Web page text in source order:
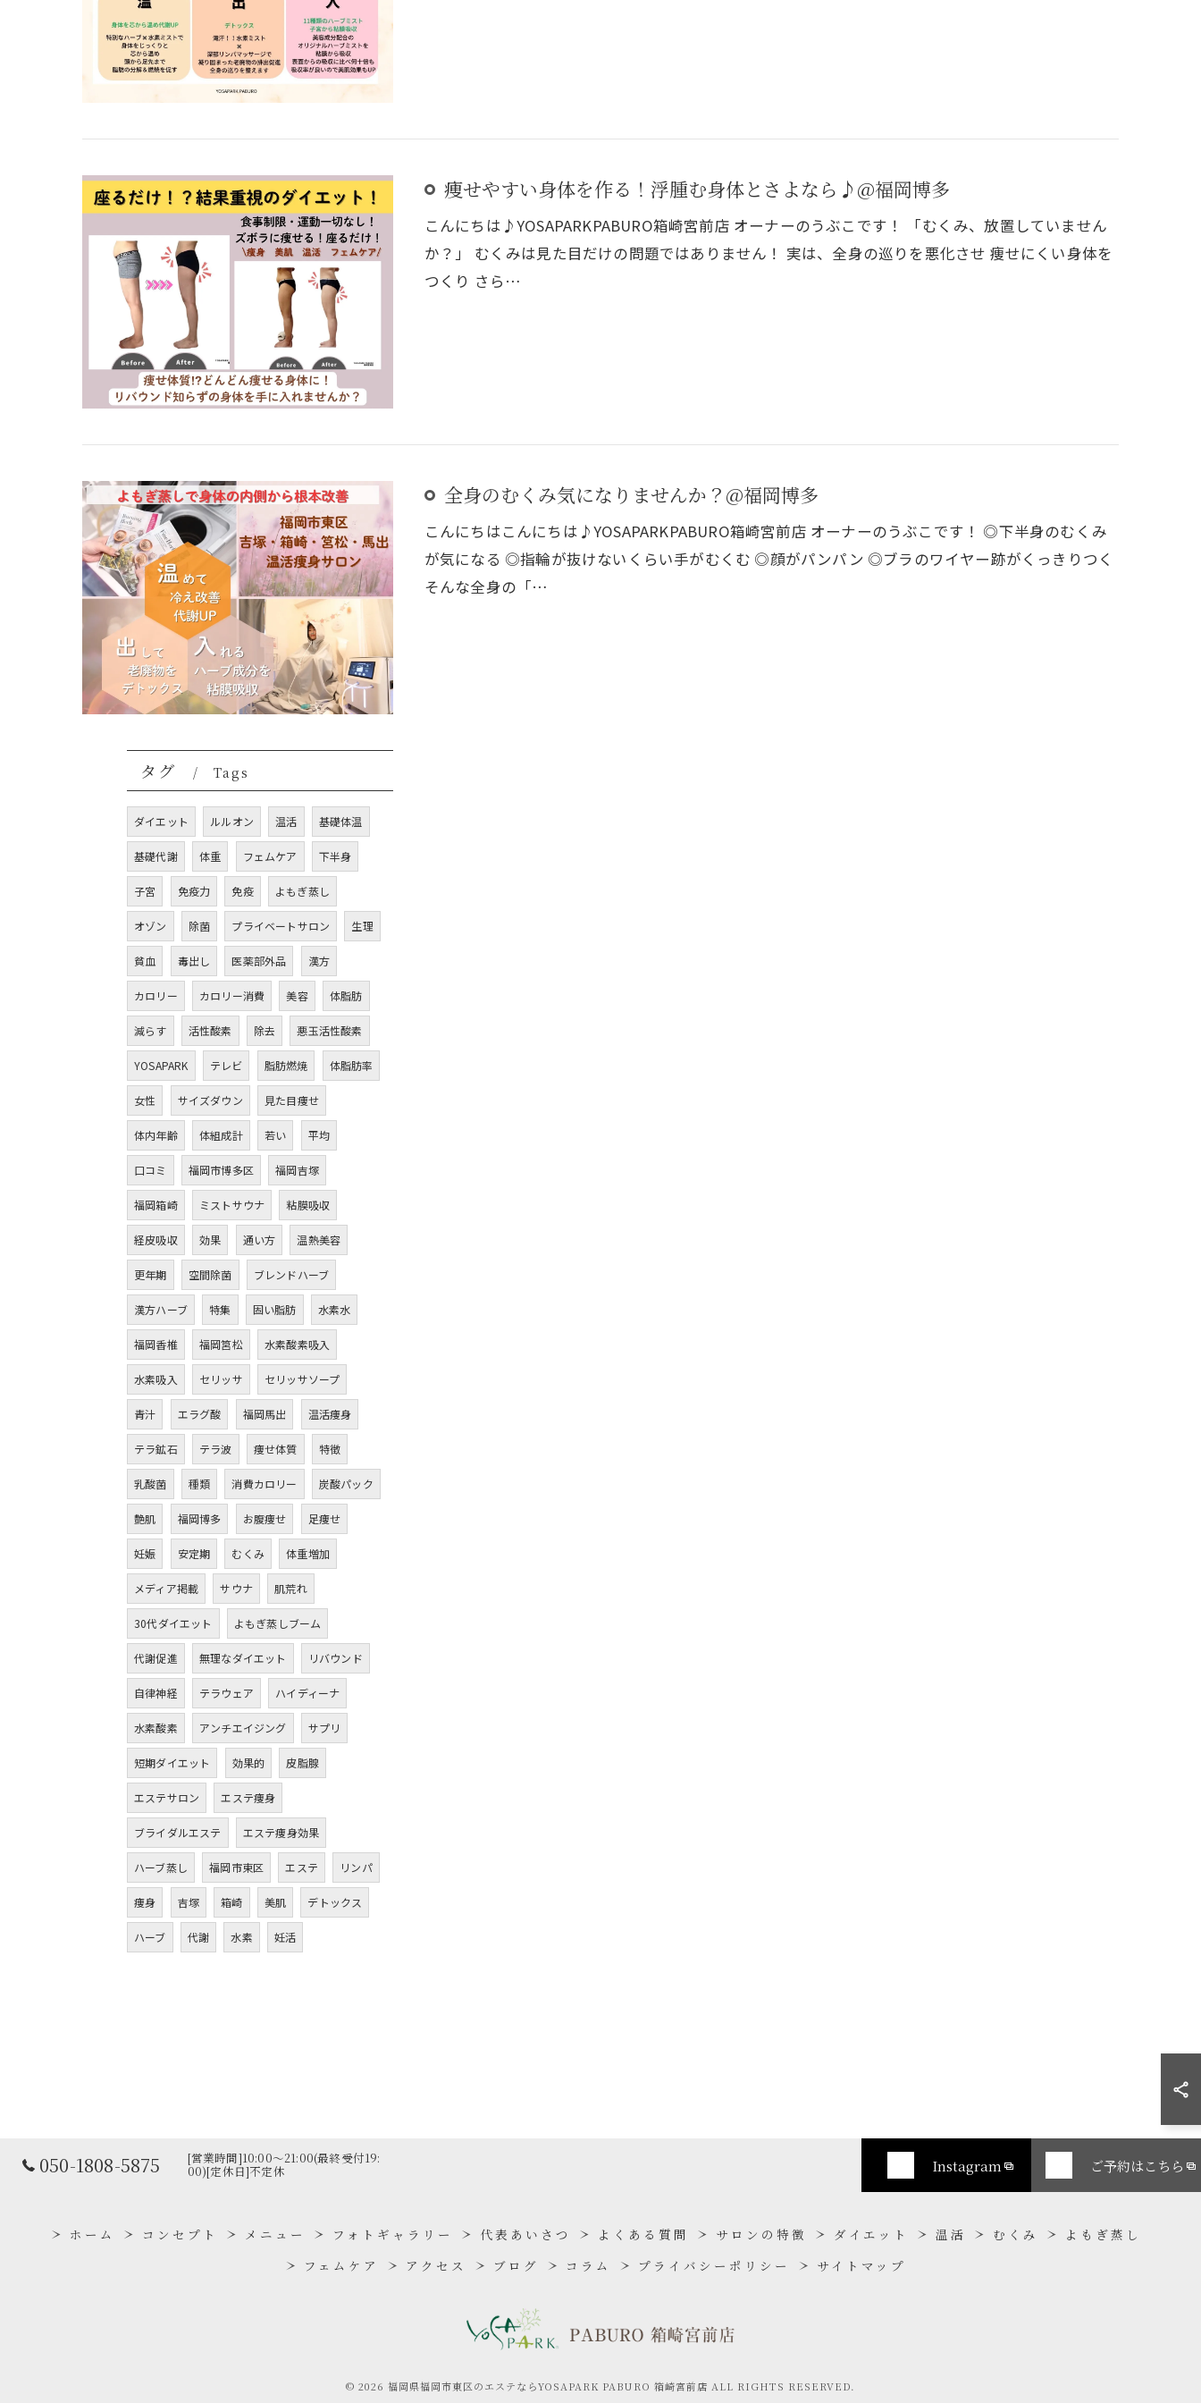
痩せやすい身体を作る！浮腫む身体とさよなら♪@福岡博多
こんにちは♪YOSAPARKPABURO箱崎宮前店 オーナーのうぶこです！ 「むくみ、放置していません
か？」 むくみは見た目だけの問題ではありません！ 実は、全身の巡りを悪化させ 痩せにくい身体を
つくり さら…
全身のむくみ気になりませんか？@福岡博多
こんにちはこんにちは♪YOSAPARKPABURO箱崎宮前店 オーナーのうぶこです！ ◎下半身のむくみ
が気になる ◎指輪が抜けないくらい手がむくむ ◎顔がパンパン ◎ブラのワイヤー跡がくっきりつく
そんな全身の「…
タグ Tags
ダイエット ルルオン 温活 基礎体温
基礎代謝 体重 フェムケア 下半身
子宮 免疫力 免疫 よもぎ蒸し
オゾン 除菌 プライベートサロン 生理
貧血 毒出し 医薬部外品 漢方
カロリー カロリー消費 美容 体脂肪
減らす 活性酸素 除去 悪玉活性酸素
YOSAPARK テレビ 脂肪燃焼 体脂肪率
女性 サイズダウン 見た目痩せ
体内年齢 体組成計 若い 平均
口コミ 福岡市博多区 福岡吉塚
福岡箱崎 ミストサウナ 粘膜吸収
経皮吸収 効果 通い方 温熱美容
更年期 空間除菌 ブレンドハーブ
漢方ハーブ 特集 固い脂肪 水素水
福岡香椎 福岡筥松 水素酸素吸入
水素吸入 セリッサ セリッサソープ
青汁 エラグ酸 福岡馬出 温活痩身
テラ鉱石 テラ波 痩せ体質 特徴
乳酸菌 種類 消費カロリー 炭酸パック
艶肌 福岡博多 お腹痩せ 足痩せ
妊娠 安定期 むくみ 体重増加
メディア掲載 サウナ 肌荒れ
30代ダイエット よもぎ蒸しブーム
代謝促進 無理なダイエット リバウンド
自律神経 テラウェア ハイディーナ
水素酸素 アンチエイジング サプリ
短期ダイエット 効果的 皮脂腺
エステサロン エステ痩身
ブライダルエステ エステ痩身効果
ハーブ蒸し 福岡市東区 エステ リンパ
痩身 吉塚 箱崎 美肌 デトックス
ハーブ 代謝 水素 妊活
050-1808-5875
[営業時間]10:00～21:00(最終受付19:
00)[定休日]不定休
Instagram ご予約はこちら
ホーム コンセプト メニュー フォトギャラリー 代表あいさつ よくある質問 サロンの特徴 ダイエット 温活 むくみ
よもぎ蒸し
フェムケア
アクセス ブログ コラム プライバシーポリシー サイトマップ
© 2026 福岡県福岡市東区のエステならYOSAPARK PABURO 箱崎宮前店 ALL RIGHTS RESERVED.